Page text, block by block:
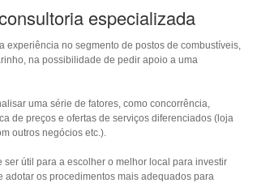
especializada
experiência no segmento de postos de combustíveis,
na possibilidade de pedir apoio a uma
uma série de fatores, como concorrência,
de preços e ofertas de serviços diferenciados (loja
outros negócios etc.).
ser útil para a escolher o melhor local para investir
adotar os procedimentos mais adequados para